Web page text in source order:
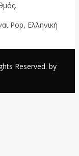
Pop, Ελληνική
Reserved. by